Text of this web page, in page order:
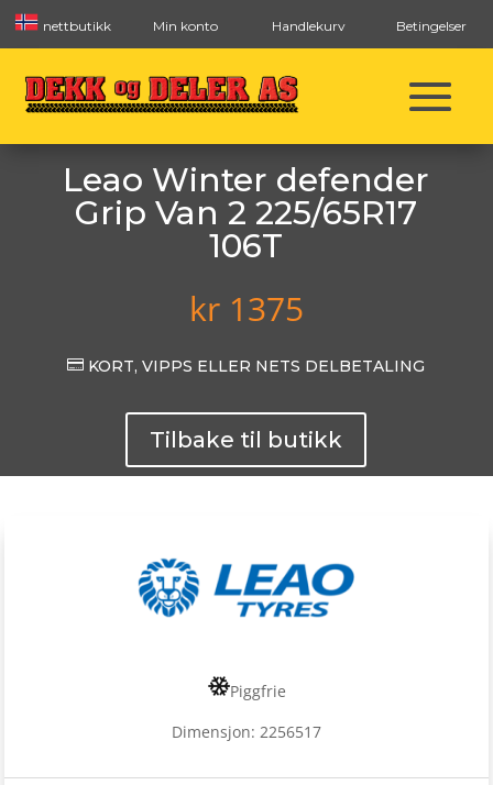
nettbutikk Min konto Handlekurv Betingelser
Leao Winter defender
Grip Van 2 225/65R17
106T
kr1375
 KORT, VIPPS ELLER NETS DELBETALING
Tilbake til butikk
Piggfrie
Dimensjon: 2256517